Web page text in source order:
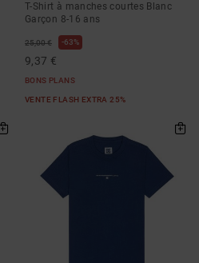
T-Shirt à manches courtes Blanc
Garçon 8-16 ans
25,00 € 63%
9,37 €
BONS PLANS
VENTE FLASH EXTRA 25%